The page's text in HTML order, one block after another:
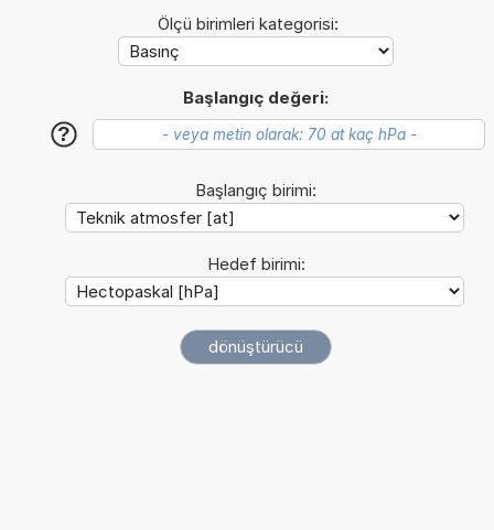
Ölçü birimleri kategorisi:
Başlangıç değeri:
?
Başlangıç birimi:
Hedef birimi: